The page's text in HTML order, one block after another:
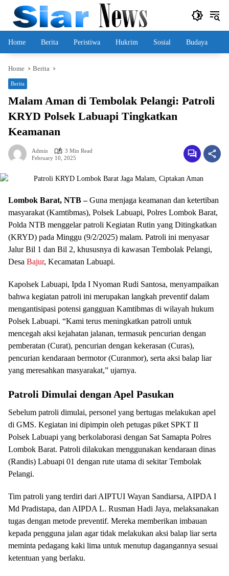
content
Home Berita Peristiwa Hukrim Sosial Budaya
Home Berita
Berita
Malam Aman di Tembolak Pelangi: Patroli
KRYD Polsek Labuapi Tingkatkan
Keamanan
Admin
3 Min Read
February 10, 2025
Lombok Barat, NTB –Guna menjaga keamanan dan ketertiban
masyarakat (Kamtibmas), Polsek Labuapi, Polres Lombok Barat,
Polda NTB menggelar patroli Kegiatan Rutin yang Ditingkatkan
(KRYD) pada Minggu (9/2/2025) malam. Patroli ini menyasar
Jalur Bil 1 dan Bil 2, khususnya di kawasan Tembolak Pelangi,
Desa Bajur, Kecamatan Labuapi.
Kapolsek Labuapi, Ipda I Nyoman Rudi Santosa, menyampaikan
bahwa kegiatan patroli ini merupakan langkah preventif dalam
mengantisipasi potensi gangguan Kamtibmas di wilayah hukum
Polsek Labuapi. “Kami terus meningkatkan patroli untuk
mencegah aksi kejahatan jalanan, termasuk pencurian dengan
pemberatan (Curat), pencurian dengan kekerasan (Curas),
pencurian kendaraan bermotor (Curanmor), serta aksi balap liar
yang meresahkan masyarakat,” ujarnya.
Patroli Dimulai dengan Apel Pasukan
Sebelum patroli dimulai, personel yang bertugas melakukan apel
di GMS. Kegiatan ini dipimpin oleh petugas piket SPKT II
Polsek Labuapi yang berkolaborasi dengan Sat Samapta Polres
Lombok Barat. Patroli dilakukan menggunakan kendaraan dinas
(Randis) Labuapi 01 dengan rute utama di sekitar Tembolak
Pelangi.
Tim patroli yang terdiri dari AIPTUI Wayan Sandiarsa, AIPDA I
Md Pradistapa, dan AIPDA L. Rusman Hadi Jaya, melaksanakan
tugas dengan metode preventif. Mereka memberikan imbauan
kepada pengguna jalan agar tidak melakukan aksi balap liar serta
meminta pedagang kaki lima untuk menutup dagangannya sesuai
ketentuan yang berlaku.